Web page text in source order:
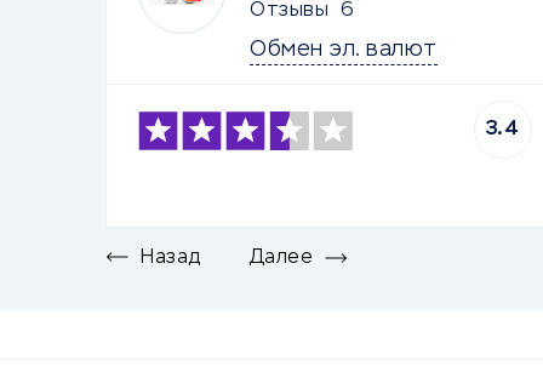
Отзывы 6
Обмен эл. валют
3.4
Назад Далее